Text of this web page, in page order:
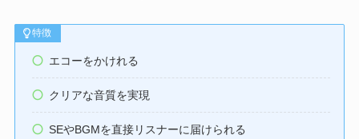
特徴
エコーをかけれる
クリアな音質を実現
SEやBGMを直接リスナーに届けられる